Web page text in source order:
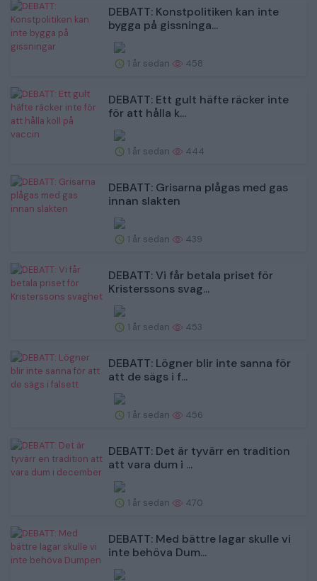
DEBATT: Konstpolitiken kan inte
bygga på gissninga...
1 år sedan 458
DEBATT: Ett gult häfte räcker inte
för att hålla k...
1 år sedan 444
DEBATT: Grisarna plågas med gas
innan slakten
1 år sedan 439
DEBATT: Vi får betala priset för
Kristerssons svag...
1 år sedan 453
DEBATT: Lögner blir inte sanna för
att de sägs i f...
1 år sedan 456
DEBATT: Det är tyvärr en tradition
att vara dum i ...
1 år sedan 470
DEBATT: Med bättre lagar skulle vi
inte behöva Dum...